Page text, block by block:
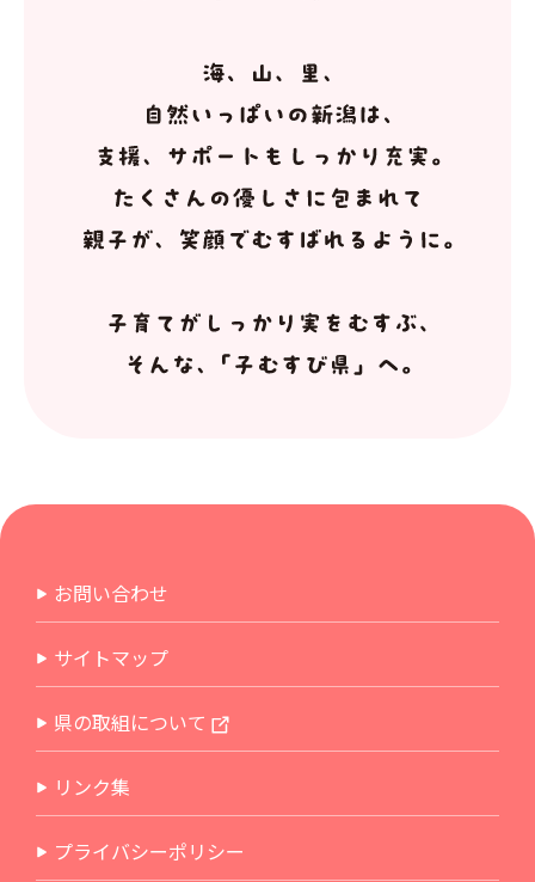
お問い合わせ
サイトマップ
県の取組について
リンク集
プライバシーポリシー